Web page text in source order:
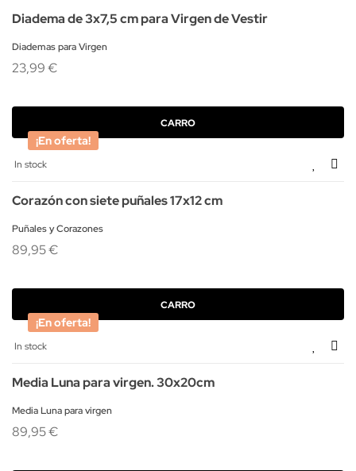
Diadema de 3x7,5 cm para Virgen de Vestir
Diademas para Virgen
23,99 €
¡En oferta!
CARRO
In stock
Corazón con siete puñales 17x12 cm
Puñales y Corazones
89,95 €
¡En oferta!
CARRO
In stock
Media Luna para virgen. 30x20cm
Media Luna para virgen
89,95 €